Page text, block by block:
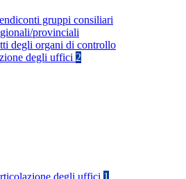
gruppi consiliari
provinciali
degli organi di controllo
degli uffici 2